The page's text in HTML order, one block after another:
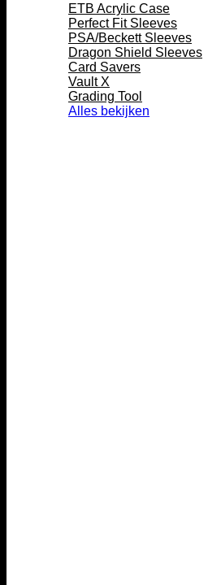
ETB Acrylic Case
Perfect Fit Sleeves
PSA/Beckett Sleeves
Dragon Shield Sleeves
Card Savers
Vault X
Grading Tool
Alles bekijken